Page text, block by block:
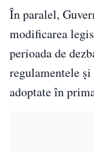
În paralel,
modificarea
perioada de
regulamentele
adoptate în